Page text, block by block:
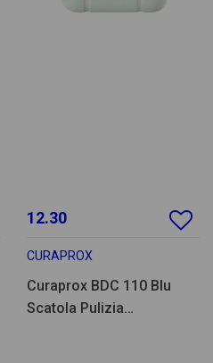
12.30
CURAPROX
Curaprox BDC 110 Blu
Scatola Pulizia